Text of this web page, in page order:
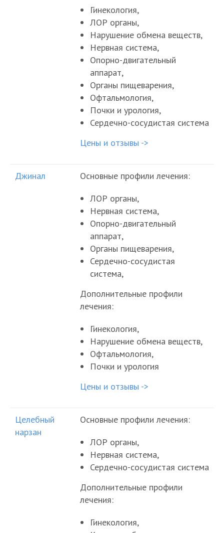
Гинекология,
ЛОР органы,
Нарушение обмена веществ,
Нервная система,
Опорно-двигательный
аппарат,
Органы пищеварения,
Офтальмология,
Почки и урология,
Сердечно-сосудистая система
Цены и отзывы ->
Джинал
Основные профили лечения:
ЛОР органы,
Нервная система,
Опорно-двигательный
аппарат,
Органы пищеварения,
Сердечно-сосудистая
система,
Дополнительные профили
лечения:
Гинекология,
Нарушение обмена веществ,
Офтальмология,
Почки и урология
Цены и отзывы ->
Целебный
нарзан
Основные профили лечения:
ЛОР органы,
Нервная система,
Сердечно-сосудистая система
Дополнительные профили
лечения:
Гинекология,